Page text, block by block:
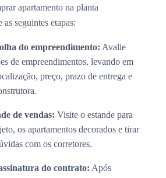
apartamento na planta
seguintes etapas:
do empreendimento: Avalie
de empreendimentos, levando em
preço, prazo de entrega e
de vendas: Visite o estande para
os apartamentos decorados e tirar
com os corretores.
do contrato: Após